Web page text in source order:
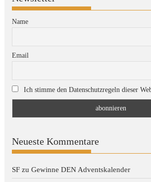
Name
Email
Ich stimme den Datenschutzregeln dieser
Neueste Kommentare
SF zuGewinne DEN Adventskalender